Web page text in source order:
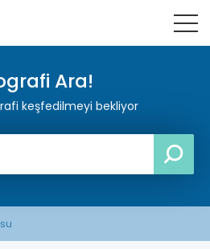
Ara!
keşfedilmeyi bekliyor